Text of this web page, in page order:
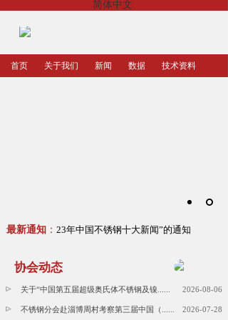
简体中文
首页 关于我们 新闻 数据 技术资料
最新通知 ：
关于征集“2023年中国不锈钢十大新闻”的通知
协会动态
关于“中国第五届超级奥氏体不锈钢及镍...... 2026-08-06
不锈钢分会赴淄博周村考察第三届中国（...... 2026-07-28